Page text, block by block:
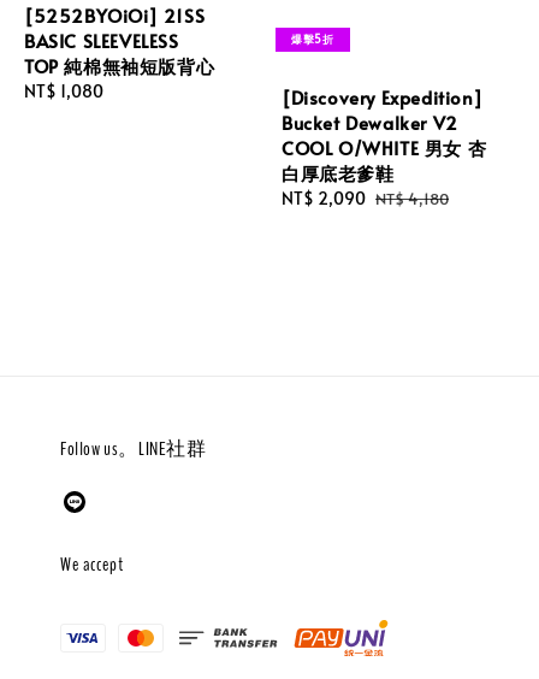
[5252BYOiOi] 21SS
BASIC SLEEVELESS
TOP 純棉無袖短版背心
Regular
NT$ 1,080
爆擊5折
[Discovery Expedition]
Bucket Dewalker V2
COOL O/WHITE 男女 杏
白厚底老爹鞋
Sale
NT$ 2,090 Regular
NT$ 4,180
Follow us。LINE社群
We accept